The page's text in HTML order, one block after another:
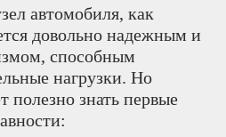
автомобиля, как
довольно надежным и
способным
нагрузки. Но
полезно знать первые